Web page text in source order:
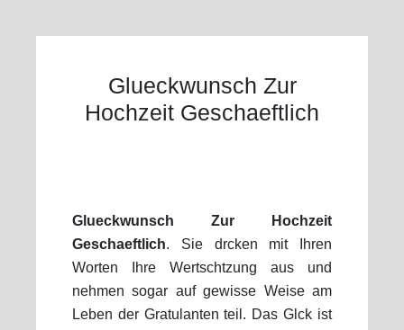
Glueckwunsch Zur
Hochzeit Geschaeftlich
Glueckwunsch Zur Hochzeit
Geschaeftlich. Sie drcken mit Ihren
Worten Ihre Wertschtzung aus und
nehmen sogar auf gewisse Weise am
Leben der Gratulanten teil. Das Glck ist